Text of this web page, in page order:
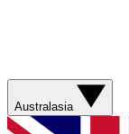
Australasia